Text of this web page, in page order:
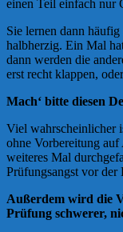
einen Teil einfach nur
Sie lernen dann
halbherzig. Ein Mal
dann werden die
erst recht klappen,
Mach‘ bitte diesen
Viel wahrscheinlicher
ohne Vorbereitung
weiteres Mal
Prüfungsangst vor der
Außerdem wird die
Prüfung schwerer,